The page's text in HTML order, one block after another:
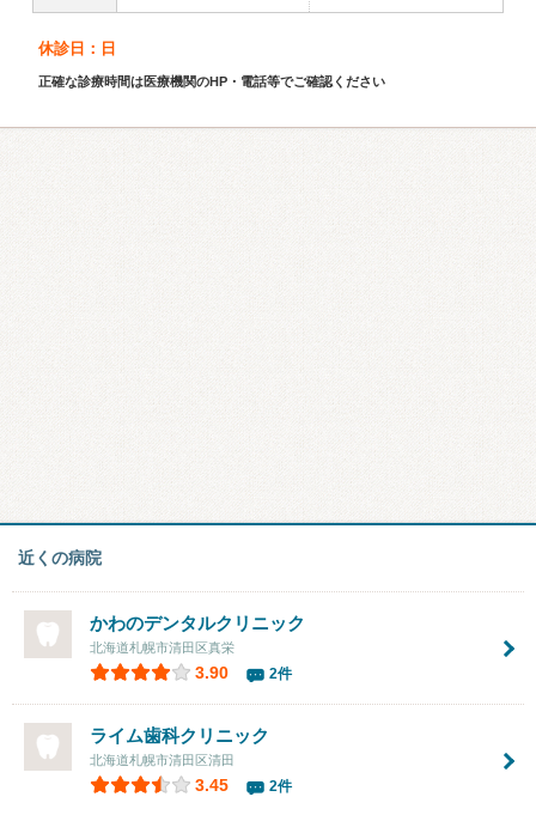
休診日：日
正確な診療時間は医療機関のHP・電話等でご確認ください
近くの病院
かわのデンタルクリニック
北海道札幌市清田区真栄
3.90 2件
ライム歯科クリニック
北海道札幌市清田区清田
3.45 2件